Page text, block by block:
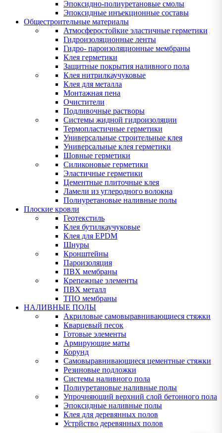
Эпоксидно-полиуретановые смолы
Эпоксидные инъекционные составы
Общестроительные материалы
Атмосферостойкие эластичные герметики
Гидроизоляционные ленты
Гидро- пароизоляционные мембраны
Клея герметики
Защитные покрытия наливного пола
Клея нитрилкаучуковые
Клея для металла
Монтажная пена
Очистители
Подливочные растворы
Системы жидной гидроизоляции
Термопластичные герметики
Универсальные строительные клея
Универсальные клея герметики
Шовные герметики
Силиконовые герметики
Эластичные герметики
Цементные плиточные клея
Ламели из углеродного волокна
Полиуретановые наливные полы
Плоские кровли
Геотекстиль
Клея бутилкаучуковые
Клея для EPDM
Шнуры
Кронштейны
Пароизоляция
ПВХ мембраны
Крепежные элементы
ПВХ металл
ТПО мембраны
НАЛИВНЫЕ ПОЛЫ
Акриловые самовыравнивающиеся стяжки
Кварцевый песок
Готовые элементы
Армирующие маты
Корунд
Самовыравнивающиеся цементные стяжки
Резиновые подложки
Системы наливного пола
Полиуретановые наливные полы
Упрочняющий верхний слой бетонного пола
Эпоксидные наливные полы
Клея для деревянных полов
Устрйство деревянных полов